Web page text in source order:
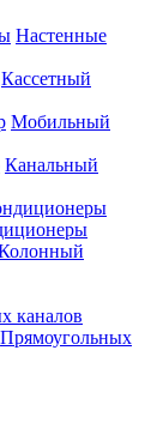
Настенные
Кассетный
Мобильный
Канальный
каналов
Прямоугольных